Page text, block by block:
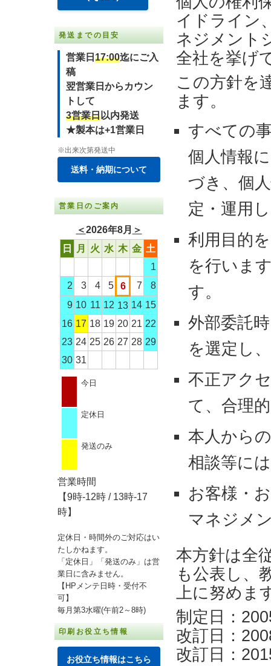
発送までの目安
営業日 17:00迄にご入
稿
翌営業日からカウン
トして
3営業日以内発送
★製本は+1営業日
※出来次第発送中
送料・納期について
営業日のご案内
＜2026年8月 ＞
日
月 火 水 木 金 土
1
2
3 4 5 6 7
8
9 10 11 12 13 14 15
16 17 18 19 20 21 22
23 24 25 26 27 28 29
30 31
今日
定休日
発送のみ
営業時間
【9時-12時 / 13時-17
時】
定休日・時間外のご対応はい
たしかねます。
「定休日」「発送のみ」は営
業日に含みません。
【HPメンテ日時・受付不
可】
毎月第3水曜(午前2～8時)
印刷お役立ち情報
お役立ち情報はこちら
イドライン
ネジメント
全社を挙げ
この方針を
ます。
すべての
個人情報
づき、個
定・運用
利用目的
を行いま
す。
外部委託
を選定し
不正アク
て、合理
本人から
相談等に
お客様・
マネジメ
本方針は全
も公表し、
上に努めま
制定日：
改訂日：
改訂日：